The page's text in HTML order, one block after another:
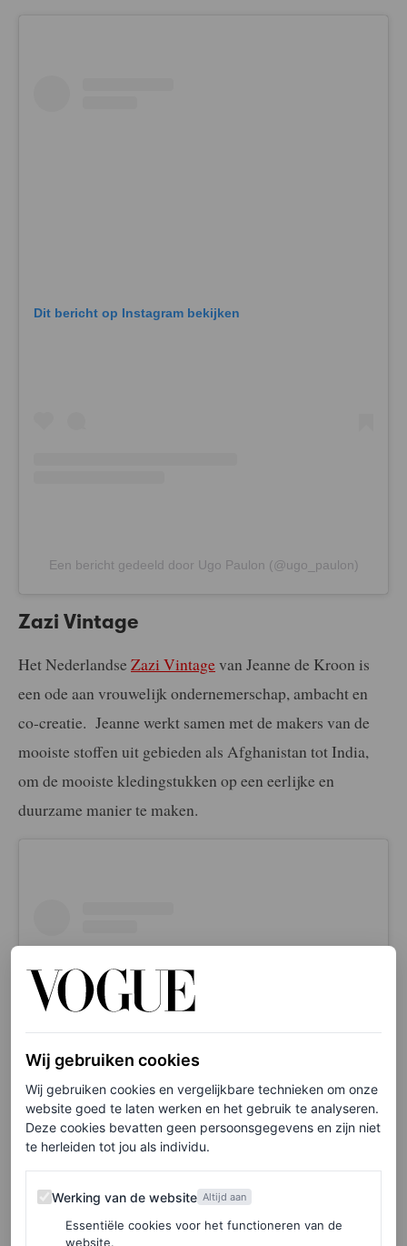
Dit bericht op Instagram bekijken
Een bericht gedeeld door Ugo Paulon (@ugo_paulon)
Zazi Vintage
Het Nederlandse Zazi Vintagevan Jeanne de Kroon is
een ode aan vrouwelijk ondernemerschap, ambacht en
co-creatie. Jeanne werkt samen met de makers van de
mooiste stoffen uit gebieden als Afghanistan tot India,
om de mooiste kledingstukken op een eerlijke en
duurzame manier te maken.
Dit bericht op Instagram bekijken
Wij gebruiken cookies
Wij gebruiken cookies en vergelijkbare technieken om onze
website goed te laten werken en het gebruik te analyseren.
Deze cookies bevatten geen persoonsgegevens en zijn niet
te herleiden tot jou als individu.
Werking van de website
Werking van de website Altijd aan
Essentiële cookies voor het functioneren van de
website.